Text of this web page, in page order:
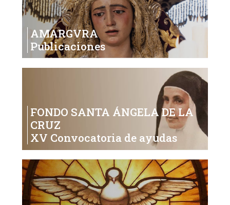
AMARGVRA
Publicaciones
FONDO SANTA ÁNGELA DE LA
CRUZ
XV Convocatoria de ayudas